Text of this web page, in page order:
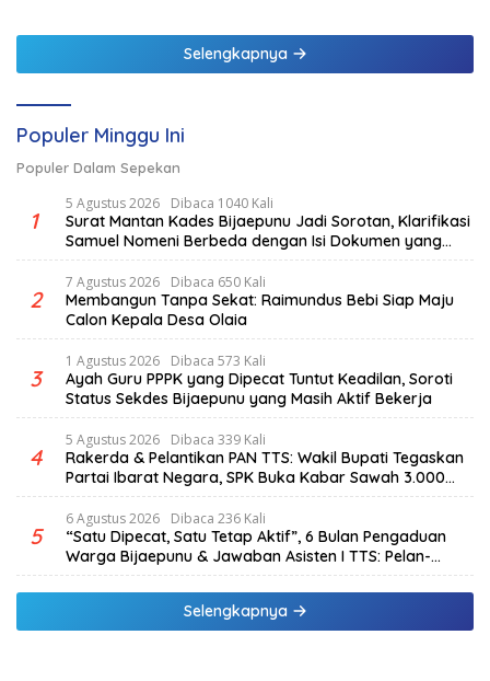
Selengkapnya
Populer Minggu Ini
Populer Dalam Sepekan
1
5 Agustus 2026 Dibaca 1040 Kali
Surat Mantan Kades Bijaepunu Jadi Sorotan, Klarifikasi
Samuel Nomeni Berbeda dengan Isi Dokumen yang
Beredar
2
7 Agustus 2026 Dibaca 650 Kali
Membangun Tanpa Sekat: Raimundus Bebi Siap Maju
Calon Kepala Desa Olaia
3
1 Agustus 2026 Dibaca 573 Kali
Ayah Guru PPPK yang Dipecat Tuntut Keadilan, Soroti
Status Sekdes Bijaepunu yang Masih Aktif Bekerja
4
5 Agustus 2026 Dibaca 339 Kali
Rakerda & Pelantikan PAN TTS: Wakil Bupati Tegaskan
Partai Ibarat Negara, SPK Buka Kabar Sawah 3.000
Hektar & Larangan Politik Uang
5
6 Agustus 2026 Dibaca 236 Kali
“Satu Dipecat, Satu Tetap Aktif”, 6 Bulan Pengaduan
Warga Bijaepunu & Jawaban Asisten I TTS: Pelan-
pelan, Tapi Pasti.
Selengkapnya